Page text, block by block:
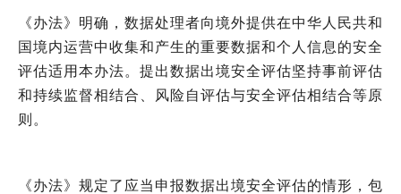
《办法》明确，数据处理者向境外提供在中华人民共和
国境内运营中收集和产生的重要数据和个人信息的安全
评估适用本办法。提出数据出境安全评估坚持事前评估
和持续监督相结合、风险自评估与安全评估相结合等原
则。
《办法》规定了应当申报数据出境安全评估的情形，包